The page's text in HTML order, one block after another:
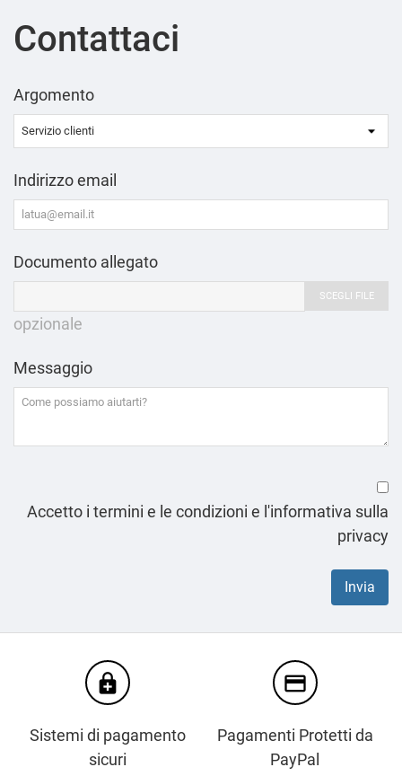
Contattaci
Argomento
Indirizzo email
Documento allegato
SCEGLI FILE
opzionale
Messaggio
Accetto i termini e le condizioni e l'informativa sulla
privacy
enhanced_encryption
Sistemi di pagamento
sicuri
credit_card
Pagamenti Protetti da
PayPal